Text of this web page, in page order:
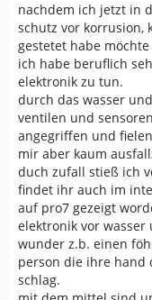
nachdem ich jetzt in
schutz vor korrusion,
gestetet habe
ich habe beruflich
elektronik zu tun.
durch das wasser
ventilen und
angegriffen und
mir aber kaum
duch zufall stieß ich
findet ihr auch im
auf pro7 gezeigt
elektronik vor
wunder z.b. einen
person die ihre hand
schlag.